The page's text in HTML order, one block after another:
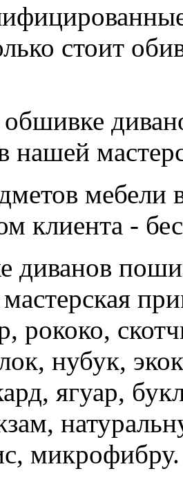
стоит
нашей
мебели
клиента -
диванов
рококо,
нубук,
ягуар,
микрофибру.